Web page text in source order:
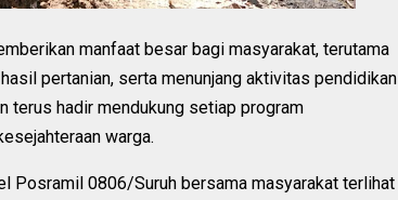
manfaat besar bagi masyarakat, terutama
pertanian, serta menunjang aktivitas pendidikan
terus hadir mendukung setiap program
warga.
Posramil 0806/Suruh bersama masyarakat terlihat